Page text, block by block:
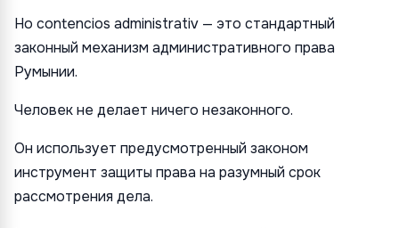
Но contencios administrativ — это стандартный
законный механизм административного права
Румынии.
Человек не делает ничего незаконного.
Он использует предусмотренный законом
инструмент защиты права на разумный срок
рассмотрения дела.